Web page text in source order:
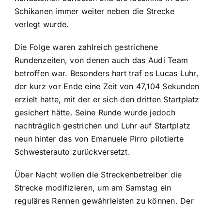
Schikanen immer weiter neben die Strecke
verlegt wurde.
Die Folge waren zahlreich gestrichene
Rundenzeiten, von denen auch das Audi Team
betroffen war. Besonders hart traf es Lucas Luhr,
der kurz vor Ende eine Zeit von 47,104 Sekunden
erzielt hatte, mit der er sich den dritten Startplatz
gesichert hätte. Seine Runde wurde jedoch
nachträglich gestrichen und Luhr auf Startplatz
neun hinter das von Emanuele Pirro pilotierte
Schwesterauto zurückversetzt.
Über Nacht wollen die Streckenbetreiber die
Strecke modifizieren, um am Samstag ein
reguläres Rennen gewährleisten zu können. Der